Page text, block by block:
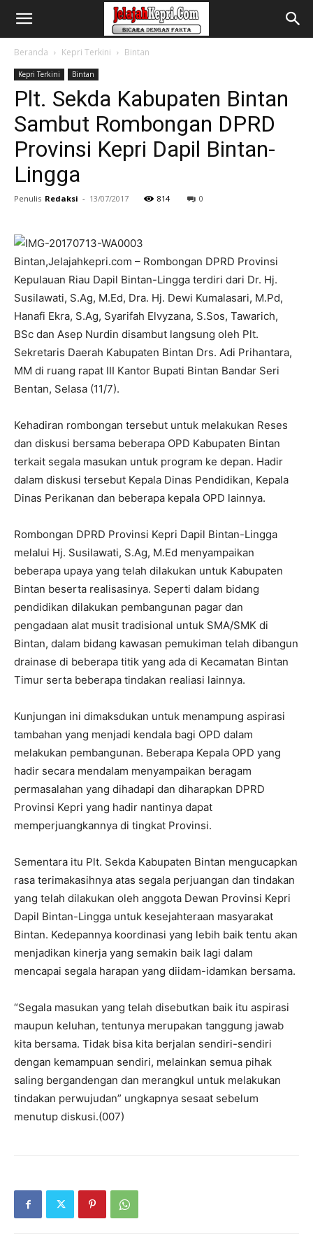
Beranda Kepri Terkini Bintan
Kepri Terkini Bintan
Plt. Sekda Kabupaten Bintan
Sambut Rombongan DPRD
Provinsi Kepri Dapil Bintan-
Lingga
Penulis Redaksi - 13/07/2017 814 0
Bintan,Jelajahkepri.com – Rombongan DPRD Provinsi
Kepulauan Riau Dapil Bintan-Lingga terdiri dari Dr. Hj.
Susilawati, S.Ag, M.Ed, Dra. Hj. Dewi Kumalasari, M.Pd,
Hanafi Ekra, S.Ag, Syarifah Elvyzana, S.Sos, Tawarich,
BSc dan Asep Nurdin disambut langsung oleh Plt.
Sekretaris Daerah Kabupaten Bintan Drs. Adi Prihantara,
MM di ruang rapat III Kantor Bupati Bintan Bandar Seri
Bentan, Selasa (11/7).
Kehadiran rombongan tersebut untuk melakukan Reses
dan diskusi bersama beberapa OPD Kabupaten Bintan
terkait segala masukan untuk program ke depan. Hadir
dalam diskusi tersebut Kepala Dinas Pendidikan, Kepala
Dinas Perikanan dan beberapa kepala OPD lainnya.
Rombongan DPRD Provinsi Kepri Dapil Bintan-Lingga
melalui Hj. Susilawati, S.Ag, M.Ed menyampaikan
beberapa upaya yang telah dilakukan untuk Kabupaten
Bintan beserta realisasinya. Seperti dalam bidang
pendidikan dilakukan pembangunan pagar dan
pengadaan alat musit tradisional untuk SMA/SMK di
Bintan, dalam bidang kawasan pemukiman telah dibangun
drainase di beberapa titik yang ada di Kecamatan Bintan
Timur serta beberapa tindakan realiasi lainnya.
Kunjungan ini dimaksdukan untuk menampung aspirasi
tambahan yang menjadi kendala bagi OPD dalam
melakukan pembangunan. Beberapa Kepala OPD yang
hadir secara mendalam menyampaikan beragam
permasalahan yang dihadapi dan diharapkan DPRD
Provinsi Kepri yang hadir nantinya dapat
memperjuangkannya di tingkat Provinsi.
Sementara itu Plt. Sekda Kabupaten Bintan mengucapkan
rasa terimakasihnya atas segala perjuangan dan tindakan
yang telah dilakukan oleh anggota Dewan Provinsi Kepri
Dapil Bintan-Lingga untuk kesejahteraan masyarakat
Bintan. Kedepannya koordinasi yang lebih baik tentu akan
menjadikan kinerja yang semakin baik lagi dalam
mencapai segala harapan yang diidam-idamkan bersama.
“Segala masukan yang telah disebutkan baik itu aspirasi
maupun keluhan, tentunya merupakan tanggung jawab
kita bersama. Tidak bisa kita berjalan sendiri-sendiri
dengan kemampuan sendiri, melainkan semua pihak
saling bergandengan dan merangkul untuk melakukan
tindakan perwujudan” ungkapnya sesaat sebelum
menutup diskusi.(007)